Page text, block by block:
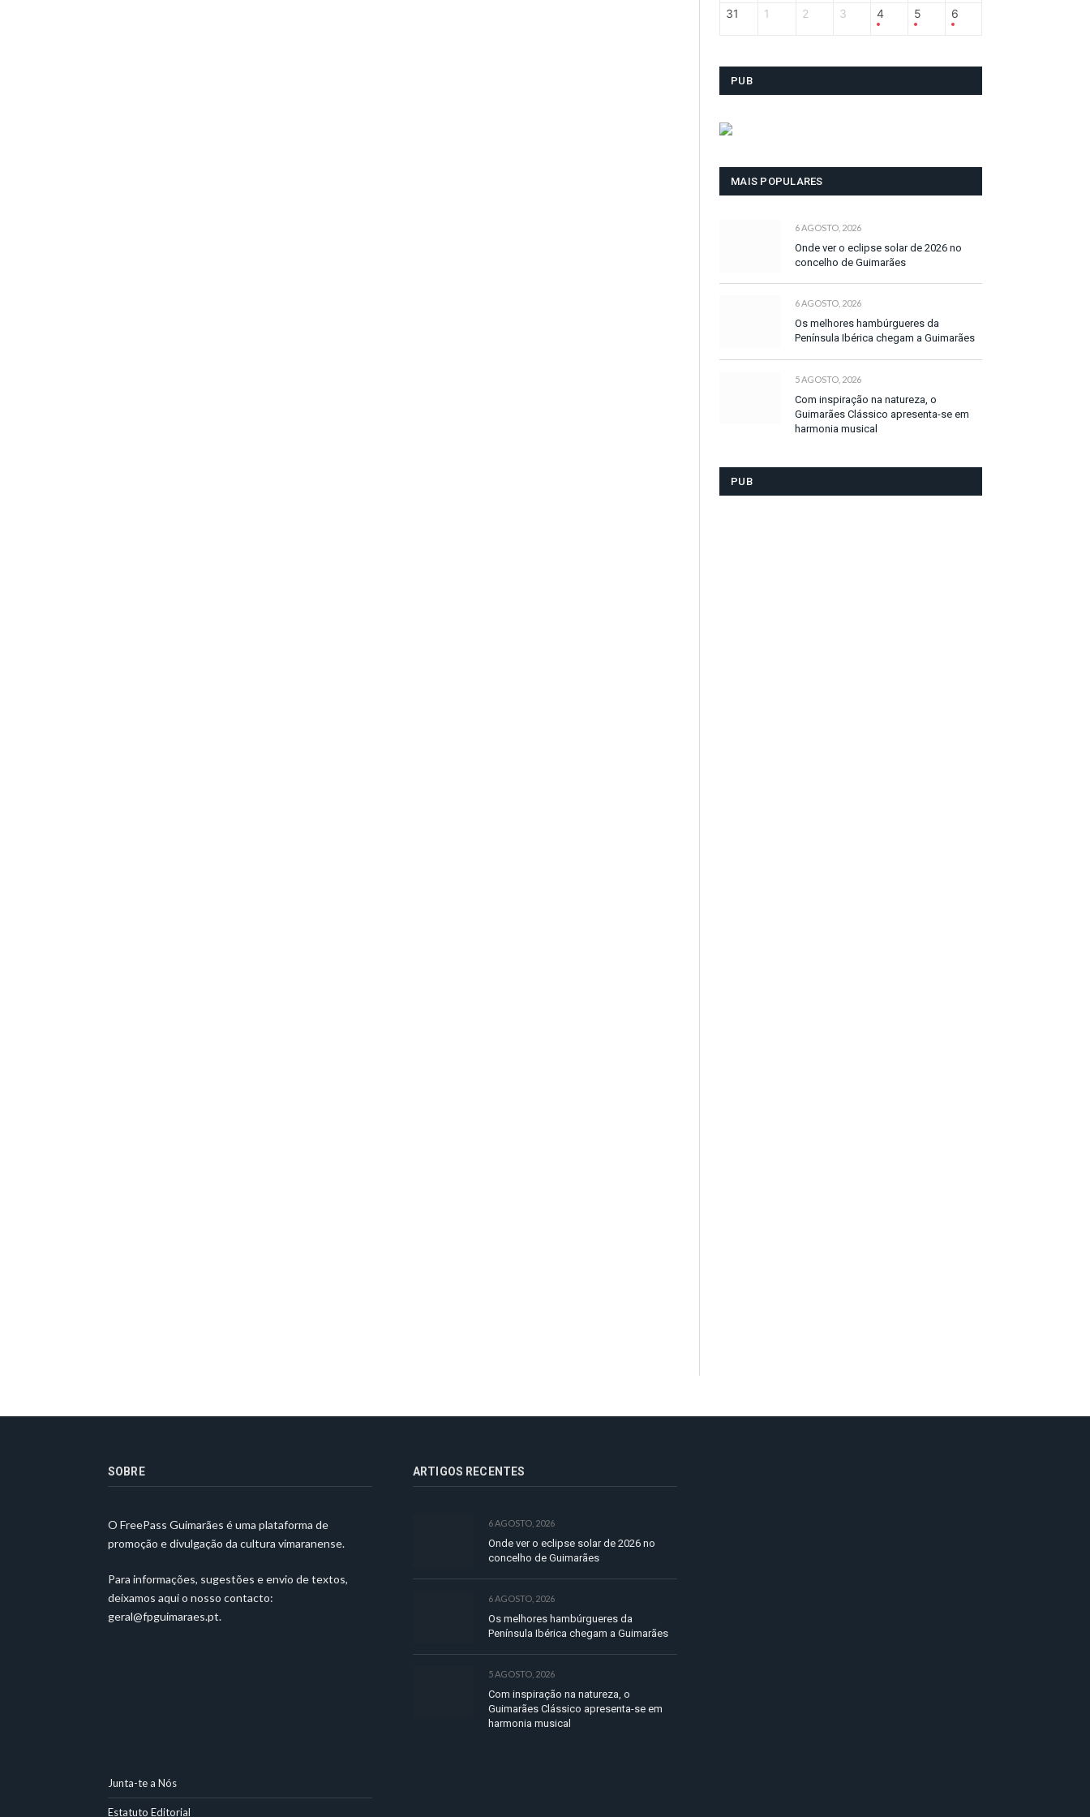
31 1 2 3 4 5 6
PUB
MAIS POPULARES
6 AGOSTO, 2026
Onde ver o eclipse solar de 2026 no
concelho de Guimarães
6 AGOSTO, 2026
Os melhores hambúrgueres da
Península Ibérica chegam a Guimarães
5 AGOSTO, 2026
Com inspiração na natureza, o
Guimarães Clássico apresenta-se em
harmonia musical
PUB
SOBRE
O FreePass Guimarães é uma plataforma de
promoção e divulgação da cultura vimaranense.
Para informações, sugestões e envio de textos,
deixamos aqui o nosso contacto:
geral@fpguimaraes.pt.
ARTIGOS RECENTES
6 AGOSTO, 2026
Onde ver o eclipse solar de 2026 no
concelho de Guimarães
6 AGOSTO, 2026
Os melhores hambúrgueres da
Península Ibérica chegam a Guimarães
5 AGOSTO, 2026
Com inspiração na natureza, o
Guimarães Clássico apresenta-se em
harmonia musical
Junta-te a Nós
Estatuto Editorial